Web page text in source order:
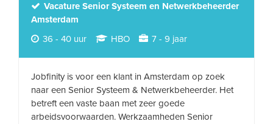
Vacature Senior Systeem en Netwerkbeheerder
Amsterdam
36 - 40 uur
HBO 7 - 9 jaar
Jobfinity is voor een klant in Amsterdam op zoek
naar een Senior Systeem & Netwerkbeheerder. Het
betreft een vaste baan met zeer goede
arbeidsvoorwaarden. Werkzaamheden Senior